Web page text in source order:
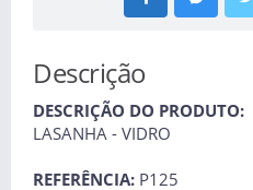
Descrição
DESCRIÇÃO DO PRODUTO:
LASANHA - VIDRO
REFERÊNCIA: P125